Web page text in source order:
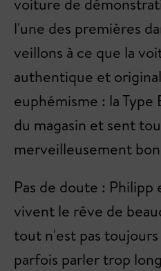
voiture de
l'une des premières
veillons à ce que la
authentique et
euphémisme : la
du magasin et sent
merveilleusement
Pas de doute : Philipp
vivent le rêve de
tout n'est pas
parfois parler trop